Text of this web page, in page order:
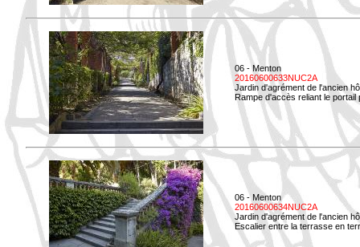
06 - Menton
20160600633NUC2A
Jardin d'agrément de l'ancien
Rampe d'accès reliant le portail
06 - Menton
20160600634NUC2A
Jardin d'agrément de l'ancien
Escalier entre la terrasse en